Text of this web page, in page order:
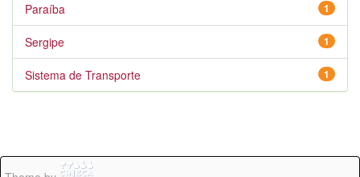
1
Paraíba
1
Sergipe
1
Sistema de Transporte